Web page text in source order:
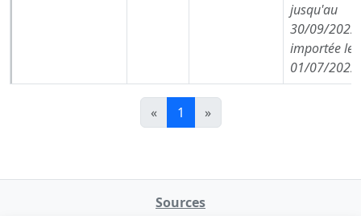
jusqu'au
30/09/2022,
importée le
01/07/2022)
« 1 »
Sources